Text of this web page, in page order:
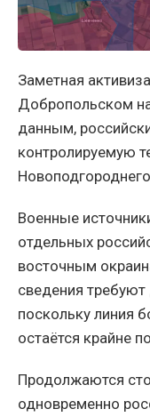
Заметная
Добропольском
данным,
контролируемую
Военные
отдельных
восточным
сведения
поскольку линия
остаётся крайне
Продолжаются
одновременно